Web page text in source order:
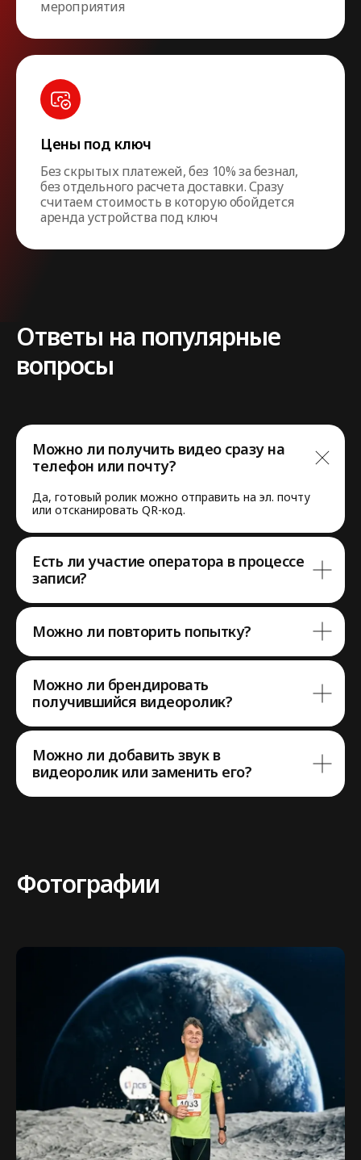
мероприятия
Цены под ключ
Без скрытых платежей, без 10% за безнал,
без отдельного расчета доставки. Сразу
считаем стоимость в которую обойдется
аренда устройства под ключ
Ответы на популярные
вопросы
Можно ли получить видео сразу на
телефон или почту?
Да, готовый ролик можно отправить на эл. почту
или отсканировать QR-код.
Есть ли участие оператора в процессе
записи?
Можно ли повторить попытку?
Можно ли брендировать
получившийся видеоролик?
Можно ли добавить звук в
видеоролик или заменить его?
Фотографии
Нужна помощь
с выбором
аттракциона?
либо заполните форму,
Оставить заявку
7 903 164 62 84
flash-event@mail.ru
ГлавнаяАрендаКонтакты